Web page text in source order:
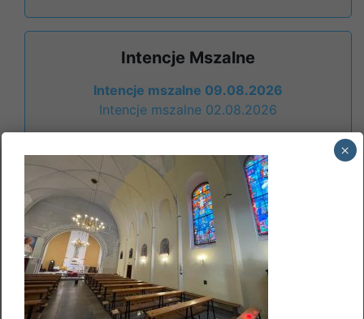
Intencje Mszalne
Intencje mszalne 09.08.2026
Intencje mszalne 02.08.2026
Informacje formalne
Standardy ochrony małoletnich
Nr konta bankowego
×